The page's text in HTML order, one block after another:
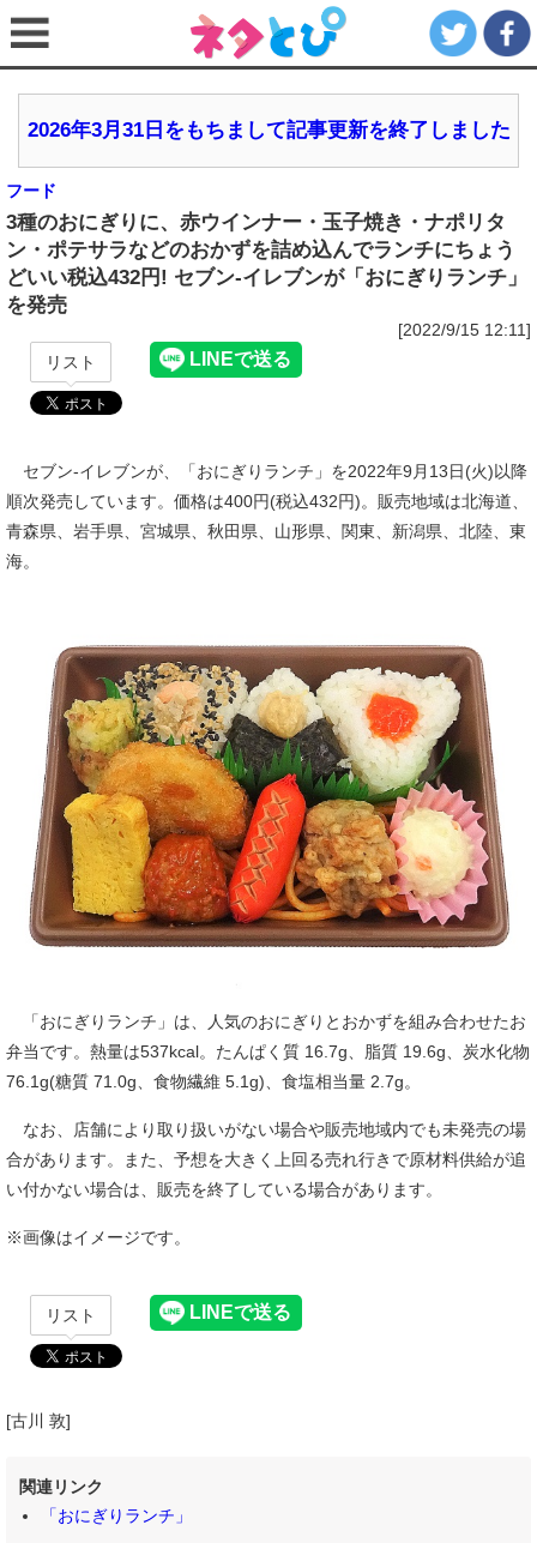
2026年3月31日をもちまして記事更新を終了しました
フード
3種のおにぎりに、赤ウインナー・玉子焼き・ナポリタ
ン・ポテサラなどのおかずを詰め込んでランチにちょう
どいい税込432円! セブン‐イレブンが「おにぎりランチ」
を発売
[2022/9/15 12:11]
リスト
セブン‐イレブンが、「おにぎりランチ」を2022年9月13日(火)以降
順次発売しています。価格は400円(税込432円)。販売地域は北海道、
青森県、岩手県、宮城県、秋田県、山形県、関東、新潟県、北陸、東
海。
「おにぎりランチ」は、人気のおにぎりとおかずを組み合わせたお
弁当です。熱量は537kcal。たんぱく質 16.7g、脂質 19.6g、炭水化物
76.1g(糖質 71.0g、食物繊維 5.1g)、食塩相当量 2.7g。
なお、店舗により取り扱いがない場合や販売地域内でも未発売の場
合があります。また、予想を大きく上回る売れ行きで原材料供給が追
い付かない場合は、販売を終了している場合があります。
※画像はイメージです。
リスト
[古川 敦]
関連リンク
「おにぎりランチ」